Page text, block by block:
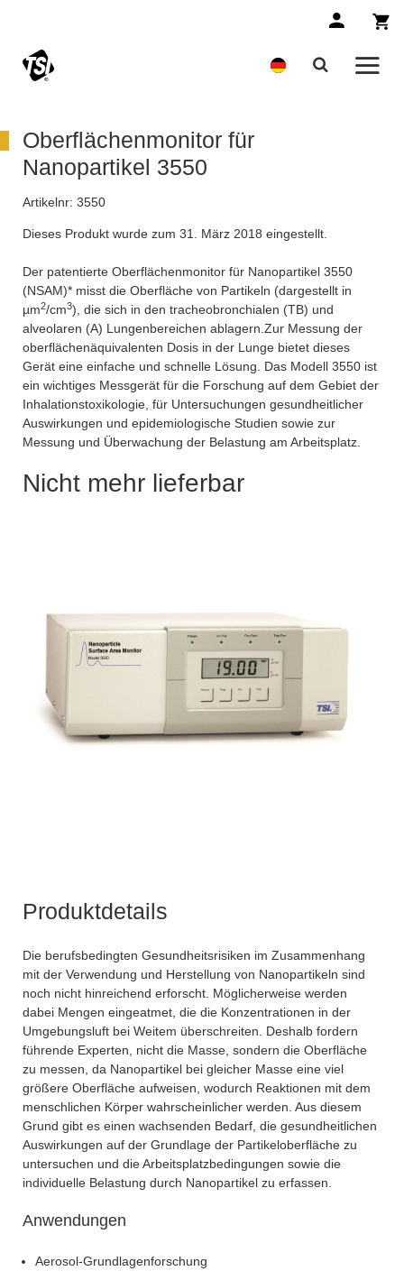
Oberflächenmonitor für
Nanopartikel 3550
Artikelnr: 3550
Dieses Produkt wurde zum 31. März 2018 eingestellt.
Der patentierte Oberflächenmonitor für Nanopartikel 3550
(NSAM)* misst die Oberfläche von Partikeln (dargestellt in
µm2/cm3), die sich in den tracheobronchialen (TB) und
alveolaren (A) Lungenbereichen ablagern.Zur Messung der
oberflächenäquivalenten Dosis in der Lunge bietet dieses
Gerät eine einfache und schnelle Lösung. Das Modell 3550 ist
ein wichtiges Messgerät für die Forschung auf dem Gebiet der
Inhalationstoxikologie, für Untersuchungen gesundheitlicher
Auswirkungen und epidemiologische Studien sowie zur
Messung und Überwachung der Belastung am Arbeitsplatz.
Nicht mehr lieferbar
Produktdetails
Die berufsbedingten Gesundheitsrisiken im Zusammenhang
mit der Verwendung und Herstellung von Nanopartikeln sind
noch nicht hinreichend erforscht. Möglicherweise werden
dabei Mengen eingeatmet, die die Konzentrationen in der
Umgebungsluft bei Weitem überschreiten. Deshalb fordern
führende Experten, nicht die Masse, sondern die Oberfläche
zu messen, da Nanopartikel bei gleicher Masse eine viel
größere Oberfläche aufweisen, wodurch Reaktionen mit dem
menschlichen Körper wahrscheinlicher werden. Aus diesem
Grund gibt es einen wachsenden Bedarf, die gesundheitlichen
Auswirkungen auf der Grundlage der Partikeloberfläche zu
untersuchen und die Arbeitsplatzbedingungen sowie die
individuelle Belastung durch Nanopartikel zu erfassen.
Anwendungen
Aerosol-Grundlagenforschung